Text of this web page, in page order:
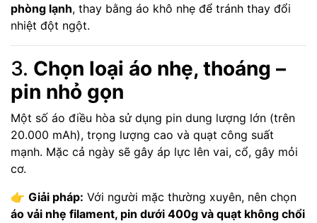
phòng lạnh, thay bằng áo khô nhẹ để tránh thay đổi
nhiệt đột ngột.
3. Chọn loại áo nhẹ, thoáng –
pin nhỏ gọn
Một số áo điều hòa sử dụng pin dung lượng lớn (trên
20.000 mAh), trọng lượng cao và quạt công suất
mạnh. Mặc cả ngày sẽ gây áp lực lên vai, cổ, gây mỏi
cơ.
👉 Giải pháp: Với người mặc thường xuyên, nên chọn
áo vải nhẹ filament, pin dưới 400g và quạt không chổi